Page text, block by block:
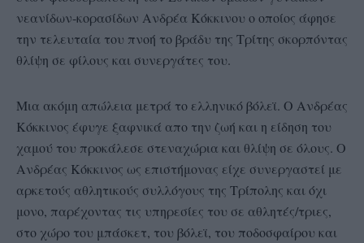
νεανίδων-κορασίδων Ανδρέα Κόκκινου ο οποίος άφησε
την τελευταία του πνοή τo βράδυ της Τρίτης σκορπόντας
θλίψη σε φίλους και συνεργάτες του.
Μια ακόμη απώλεια μετρά το ελληνικό βόλεϊ. Ο Ανδρέας
Κόκκινος έφυγε ξαφνικά απο την ζωή και η είδηση του
χαμού του προκάλεσε στεναχώρια και θλίψη σε όλους. Ο
Ανδρέας Κόκκινος ως επιστήμονας είχε συνεργαστεί με
αρκετούς αθλητικούς συλλόγους της Τρίπολης και όχι
μονο, παρέχοντας τις υπηρεσίες του σε αθλητές/τριες,
στο χώρο του μπάσκετ, του βόλεϊ, του ποδοσφαίρου και